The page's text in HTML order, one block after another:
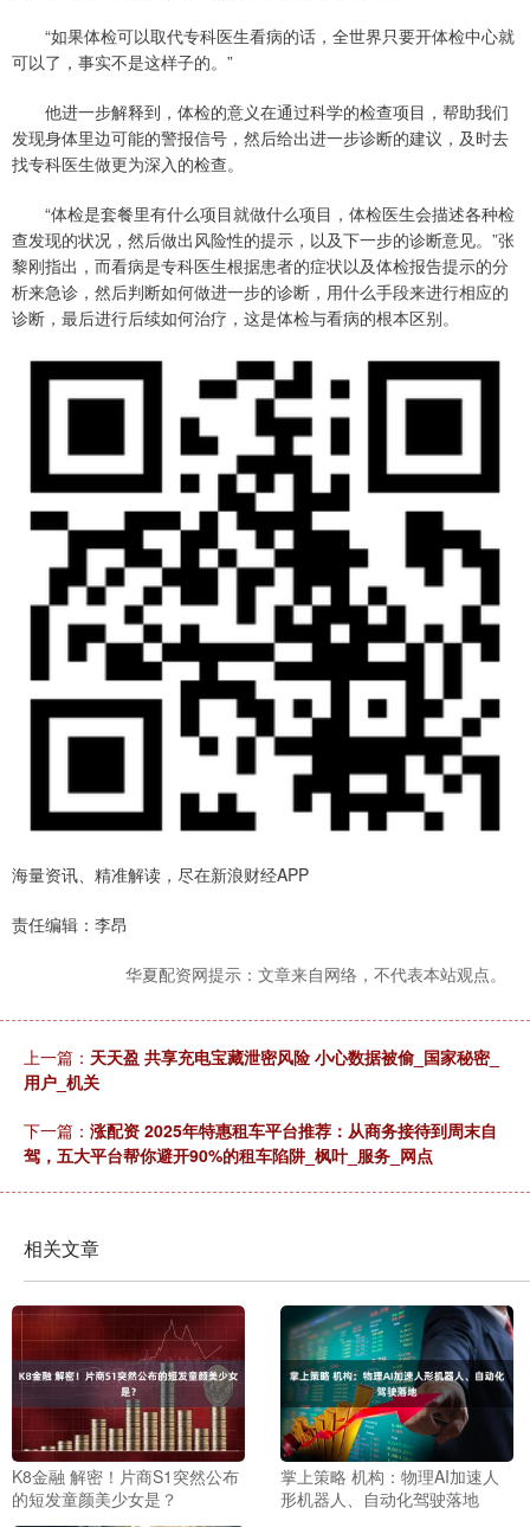
“如果体检可以取代专科医生看病的话，全世界只要开体检中心就
可以了，事实不是这样子的。”
他进一步解释到，体检的意义在通过科学的检查项目，帮助我们
发现身体里边可能的警报信号，然后给出进一步诊断的建议，及时去
找专科医生做更为深入的检查。
“体检是套餐里有什么项目就做什么项目，体检医生会描述各种检
查发现的状况，然后做出风险性的提示，以及下一步的诊断意见。”张
黎刚指出，而看病是专科医生根据患者的症状以及体检报告提示的分
析来急诊，然后判断如何做进一步的诊断，用什么手段来进行相应的
诊断，最后进行后续如何治疗，这是体检与看病的根本区别。
海量资讯、精准解读，尽在新浪财经APP
责任编辑：李昂
华夏配资网提示：文章来自网络，不代表本站观点。
上一篇： 天天盈 共享充电宝藏泄密风险 小心数据被偷_国家秘密_
用户_机关
下一篇： 涨配资 2025年特惠租车平台推荐：从商务接待到周末自
驾，五大平台帮你避开90%的租车陷阱_枫叶_服务_网点
相关文章
K8金融 解密！片商S1突然公布
的短发童颜美少女是？
掌上策略 机构：物理AI加速人
形机器人、自动化驾驶落地